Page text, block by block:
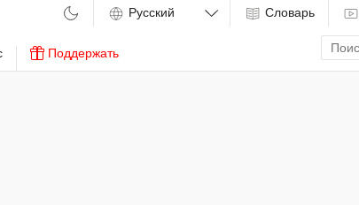
Поддержать
Словарь
Enter
search
term